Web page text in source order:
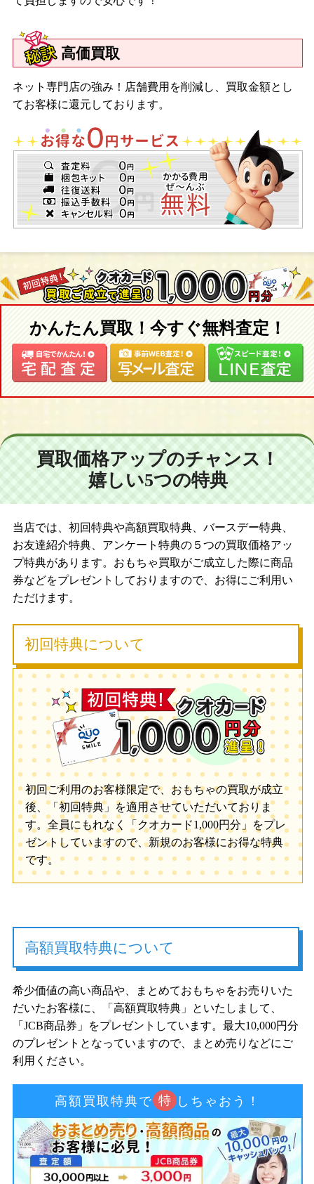
高価買取
ネット専門店の強み！店舗費用を削減し、買取金額とし
てお客様に還元しております。
かんたん買取！今すぐ無料査定！
買取価格アップのチャンス！
嬉しい5つの特典
当店では、初回特典や高額買取特典、バースデー特典、
お友達紹介特典、アンケート特典の５つの買取価格アッ
プ特典があります。おもちゃ買取がご成立した際に商品
券などをプレゼントしておりますので、お得にご利用い
ただけます。
初回特典について
初回ご利用のお客様限定で、おもちゃの買取が成立
後、「初回特典」を適用させていただいておりま
す。全員にもれなく「クオカード1,000円分」をプレ
ゼントしていますので、新規のお客様にお得な特典
です。
高額買取特典について
希少価値の高い商品や、まとめておもちゃをお売りいた
だいたお客様に、「高額買取特典」といたしまして、
「JCB商品券」をプレゼントしています。最大10,000円分
のプレゼントとなっていますので、まとめ売りなどにご
利用ください。
高額買取特典で 特 しちゃおう！